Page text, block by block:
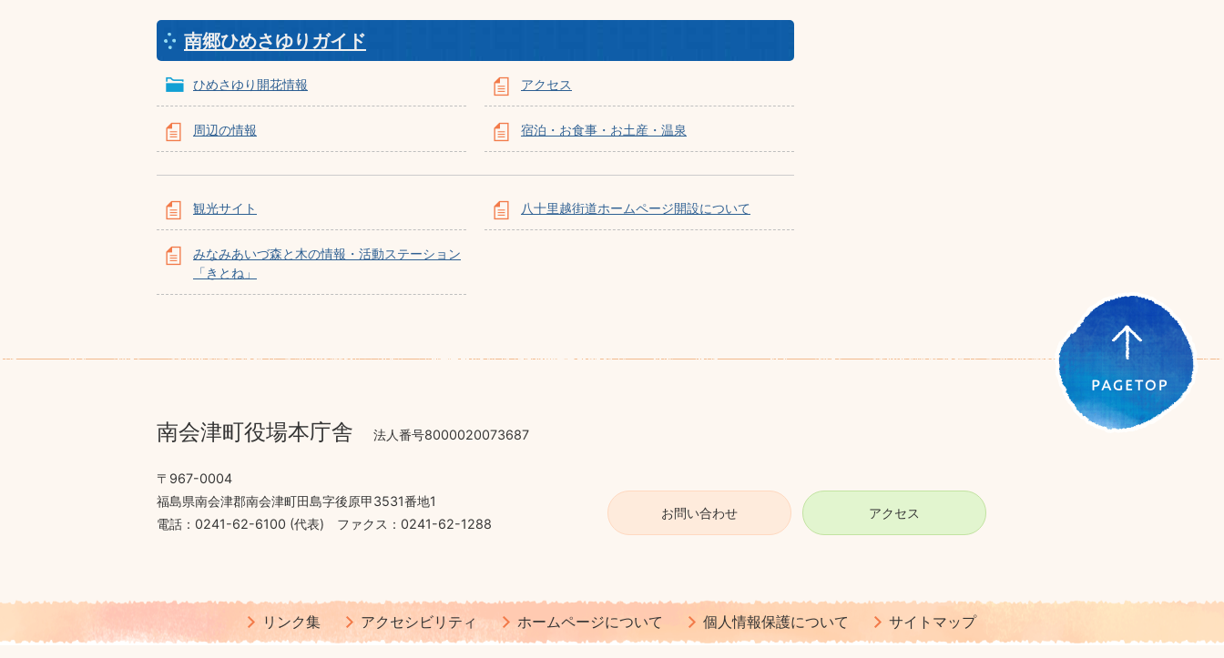
南郷ひめさゆりガイド
ひめさゆり開花情報 アクセス
周辺の情報 宿泊・お食事・お土産・温泉
観光サイト 八十里越街道ホームページ開設について
みなみあいづ森と木の情報・活動ステーション
「きとね」
南会津町役場本庁舎 法人番号8000020073687
〒967-0004
福島県南会津郡南会津町田島字後原甲3531番地1
電話：0241-62-6100 (代表) ファクス：0241-62-1288
お問い合わせ アクセス
リンク集 アクセシビリティ ホームページについて 個人情報保護について サイトマップ